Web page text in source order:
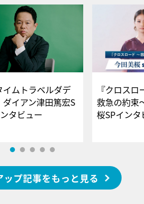
イムトラベルダデ
ダイアン津田篤宏S
ンタビュー
『クロス
救急の約束
桜SPイ
ップ記事をもっと見る